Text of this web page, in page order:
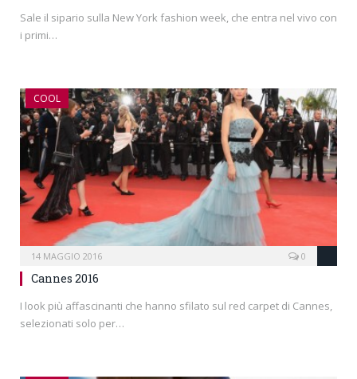
Sale il sipario sulla New York fashion week, che entra nel vivo con
i primi…
COOL
14 MAGGIO 2016 0
Cannes 2016
I look più affascinanti che hanno sfilato sul red carpet di Cannes,
selezionati solo per…